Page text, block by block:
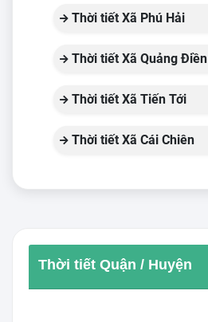
Thời tiết Xã Phú Hải
Thời tiết Xã Quảng Điền
Thời tiết Xã Tiến Tới
Thời tiết Xã Cái Chiên
Thời tiết Quận / Huyện